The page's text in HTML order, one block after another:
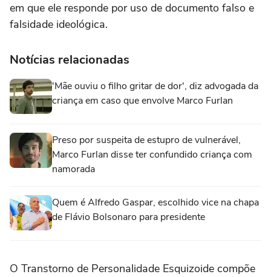
em que ele responde por uso de documento falso e
falsidade ideológica.
Notícias relacionadas
'Mãe ouviu o filho gritar de dor', diz advogada da
criança em caso que envolve Marco Furlan
Preso por suspeita de estupro de vulnerável,
Marco Furlan disse ter confundido criança com
namorada
Quem é Alfredo Gaspar, escolhido vice na chapa
de Flávio Bolsonaro para presidente
O Transtorno de Personalidade Esquizoide compõe